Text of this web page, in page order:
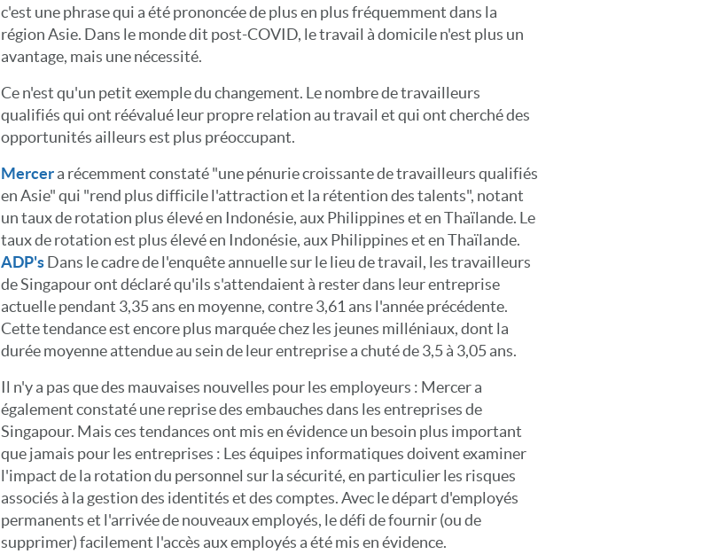
c'est une phrase qui a été prononcée de plus en plus fréquemment dans la
région Asie. Dans le monde dit post-COVID, le travail à domicile n'est plus un
avantage, mais une nécessité.
Ce n'est qu'un petit exemple du changement. Le nombre de travailleurs
qualifiés qui ont réévalué leur propre relation au travail et qui ont cherché des
opportunités ailleurs est plus préoccupant.
Mercera récemment constaté "une pénurie croissante de travailleurs qualifiés
en Asie" qui "rend plus difficile l'attraction et la rétention des talents", notant
un taux de rotation plus élevé en Indonésie, aux Philippines et en Thaïlande. Le
taux de rotation est plus élevé en Indonésie, aux Philippines et en Thaïlande.
ADP'sDans le cadre de l'enquête annuelle sur le lieu de travail, les travailleurs
de Singapour ont déclaré qu'ils s'attendaient à rester dans leur entreprise
actuelle pendant 3,35 ans en moyenne, contre 3,61 ans l'année précédente.
Cette tendance est encore plus marquée chez les jeunes milléniaux, dont la
durée moyenne attendue au sein de leur entreprise a chuté de 3,5 à 3,05 ans.
Il n'y a pas que des mauvaises nouvelles pour les employeurs : Mercer a
également constaté une reprise des embauches dans les entreprises de
Singapour. Mais ces tendances ont mis en évidence un besoin plus important
que jamais pour les entreprises : Les équipes informatiques doivent examiner
l'impact de la rotation du personnel sur la sécurité, en particulier les risques
associés à la gestion des identités et des comptes. Avec le départ d'employés
permanents et l'arrivée de nouveaux employés, le défi de fournir (ou de
supprimer) facilement l'accès aux employés a été mis en évidence.